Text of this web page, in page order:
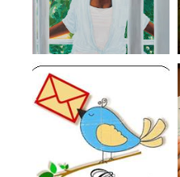
Chegou pelo Correios
18#